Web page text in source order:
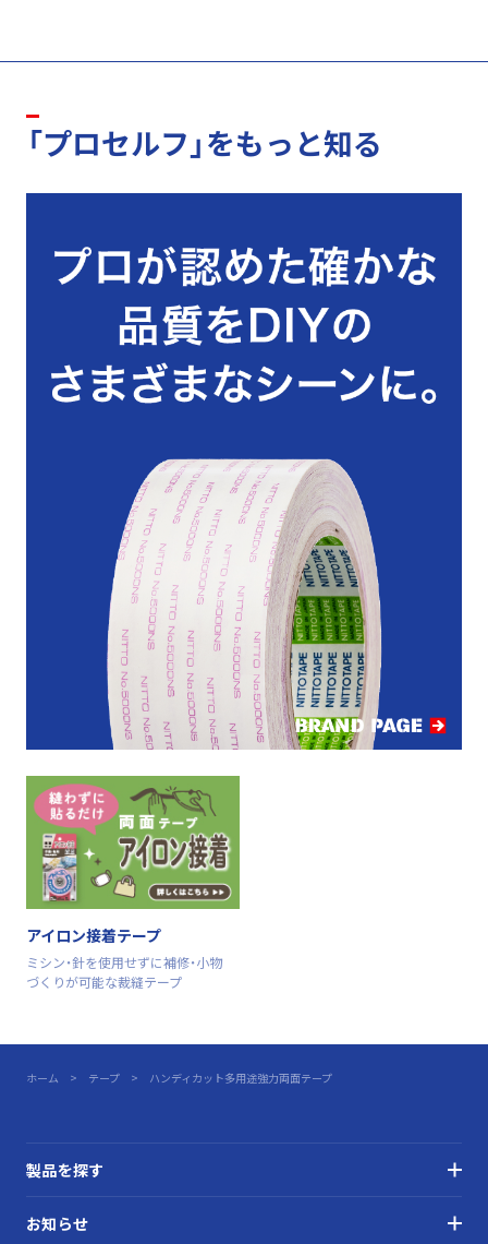
「プロセルフ」をもっと知る
アイロン接着テープ
ミシン・針を使用せずに補修・小物
づくりが可能な裁縫テープ
ホーム テープ ハンディカット多用途強力両面テープ
製品を探す
お知らせ